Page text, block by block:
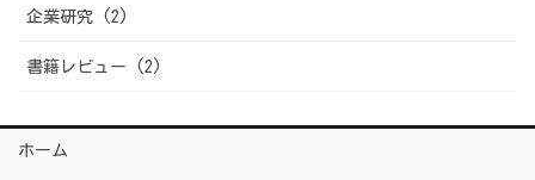
企業研究 (2)
書籍レビュー (2)
ホーム